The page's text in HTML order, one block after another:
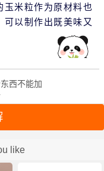
玉米粒作为原材料也
以制作出既美味又
西不能加
like